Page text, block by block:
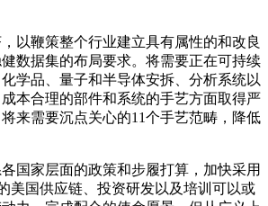
鞭策整个行业建立具有属性的和改良
数据集的布局要求。将需要正在可持续
学品、量子和半导体安拆、分析系统以
本合理的部件和系统的手艺方面取得严
来需要沉点关心的11个手艺范畴，降低
家层面的政策和步履打算，加快采用
美国供应链、投资研发以及培训可以或